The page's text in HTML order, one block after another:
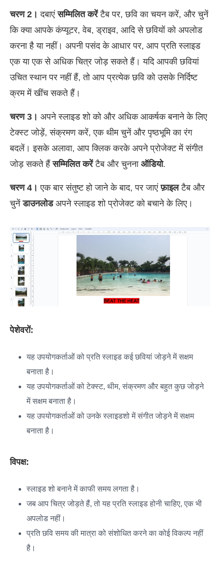
चरण 2। दबाएंसम्मिलित करेंटैब पर, छवि का चयन करें, और चुनें
कि क्या आपके कंप्यूटर, वेब, ड्राइव, आदि से छवियों को अपलोड
करना है या नहीं। अपनी पसंद के आधार पर, आप प्रति स्लाइड
एक या एक से अधिक चित्र जोड़ सकते हैं। यदि आपकी छवियां
उचित स्थान पर नहीं हैं, तो आप प्रत्येक छवि को उसके निर्दिष्ट
क्रम में खींच सकते हैं।
चरण 3। अपने स्लाइड शो को और अधिक आकर्षक बनाने के लिए
टेक्स्ट जोड़ें, संक्रमण करें, एक थीम चुनें और पृष्ठभूमि का रंग
बदलें। इसके अलावा, आप क्लिक करके अपने प्रोजेक्ट में संगीत
जोड़ सकते हैंसम्मिलित करेंटैब और चुनना ऑडियो.
चरण 4। एक बार संतुष्ट हो जाने के बाद, पर जाएंफ़ाइलटैब और
चुनेंडाउनलोडअपने स्लाइड शो प्रोजेक्ट को बचाने के लिए।
पेशेवरों:
यह उपयोगकर्ताओं को प्रति स्लाइड कई छवियां जोड़ने में सक्षम
बनाता है।
यह उपयोगकर्ताओं को टेक्स्ट, थीम, संक्रमण और बहुत कुछ जोड़ने
में सक्षम बनाता है।
यह उपयोगकर्ताओं को उनके स्लाइडशो में संगीत जोड़ने में सक्षम
बनाता है।
विपक्ष:
स्लाइड शो बनाने में काफी समय लगता है।
जब आप चित्र जोड़ते हैं, तो यह प्रति स्लाइड होनी चाहिए, एक भी
अपलोड नहीं।
प्रति छवि समय की मात्रा को संशोधित करने का कोई विकल्प नहीं
है।